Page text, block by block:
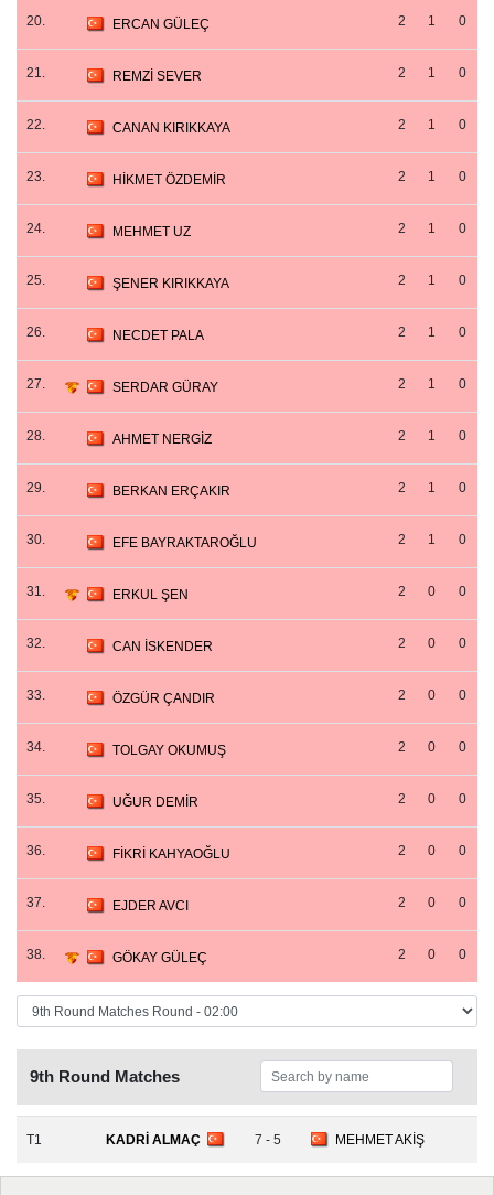
20. ERCAN GÜLEÇ 2 1 0
21. REMZİ SEVER 2 1 0
22. CANAN KIRIKKAYA 2 1 0
23. HİKMET ÖZDEMİR 2 1 0
24. MEHMET UZ 2 1 0
25. ŞENER KIRIKKAYA 2 1 0
26. NECDET PALA 2 1 0
27. SERDAR GÜRAY 2 1 0
28. AHMET NERGİZ 2 1 0
29. BERKAN ERÇAKIR 2 1 0
30. EFE BAYRAKTAROĞLU 2 1 0
31. ERKUL ŞEN 2 0 0
32. CAN İSKENDER 2 0 0
33. ÖZGÜR ÇANDIR 2 0 0
34. TOLGAY OKUMUŞ 2 0 0
35. UĞUR DEMİR 2 0 0
36. FİKRİ KAHYAOĞLU 2 0 0
37. EJDER AVCI 2 0 0
38. GÖKAY GÜLEÇ 2 0 0
9th Round Matches
T1 KADRİ ALMAÇ 7 - 5 MEHMET AKİŞ